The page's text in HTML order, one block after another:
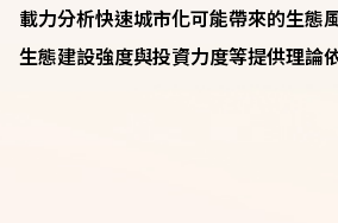
載力分析快速城市化可能帶來的生態
生態建設強度與投資力度等提供理論